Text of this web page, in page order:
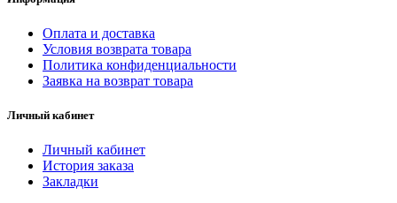
Оплата и доставка
Условия возврата товара
Политика конфиденциальности
Заявка на возврат товара
Личный кабинет
Личный кабинет
История заказа
Закладки